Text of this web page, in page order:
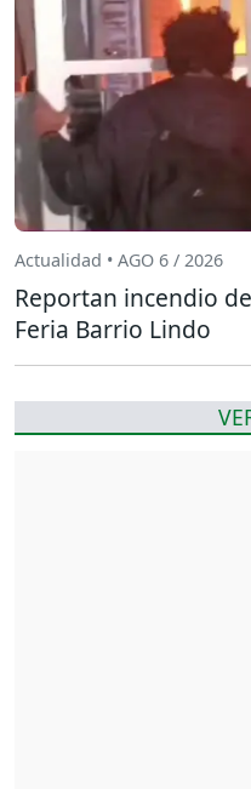
Actualidad • AGO 6 / 2026
Reportan incendio
Feria Barrio Lindo